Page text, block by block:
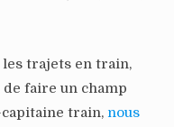
les trajets en train,
de faire un champ
capitaine train, nous